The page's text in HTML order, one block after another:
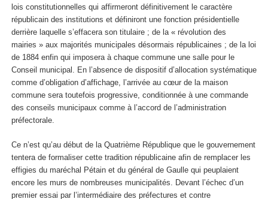
lois constitutionnelles qui affirmeront définitivement le caractère
républicain des institutions et définiront une fonction présidentielle
derrière laquelle s’effacera son titulaire ; de la « révolution des
mairies » aux majorités municipales désormais républicaines ; de la loi
de 1884 enfin qui imposera à chaque commune une salle pour le
Conseil municipal. En l’absence de dispositif d’allocation systématique
comme d’obligation d’affichage, l’arrivée au cœur de la maison
commune sera toutefois progressive, conditionnée à une commande
des conseils municipaux comme à l’accord de l’administration
préfectorale.
Ce n’est qu’au début de la Quatrième République que le gouvernement
tentera de formaliser cette tradition républicaine afin de remplacer les
effigies du maréchal Pétain et du général de Gaulle qui peuplaient
encore les murs de nombreuses municipalités. Devant l’échec d’un
premier essai par l’intermédiaire des préfectures et contre